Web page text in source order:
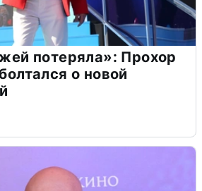
потеряла»: Прохор
о новой